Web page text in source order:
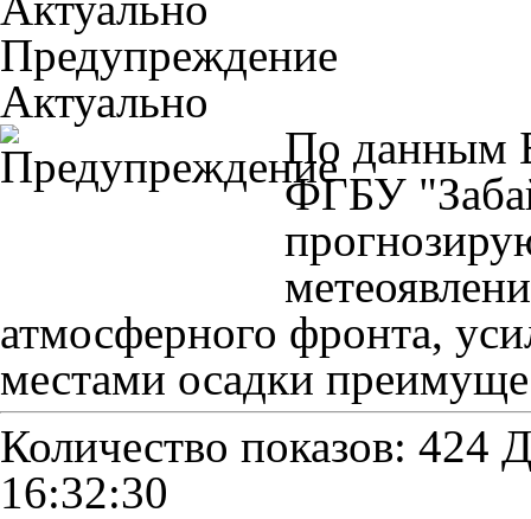
Предупреждение
Актуально
По данным
ФГБУ
атмосферного фронта,
местами осадки
Количество показов: 424
16:32:30